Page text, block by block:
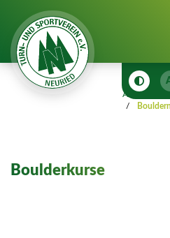
Anmeldungen
Bouldern
Boulderkurse